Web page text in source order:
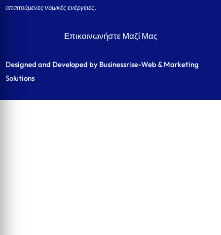
απαιτούμενες νομικές ενέργειες.
Επικοινωνήστε Μαζί Μας
Designed and Developed by Businessrise-Web & Marketing
Solutions